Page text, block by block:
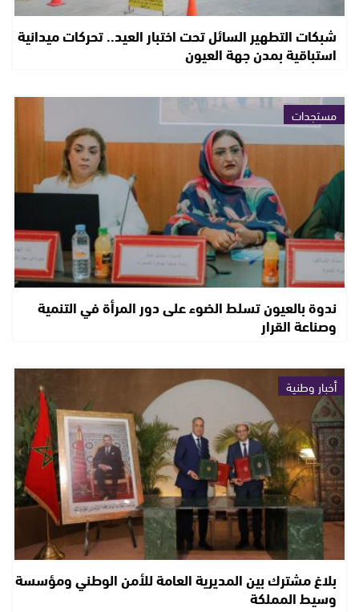
شبكات التطهير السائل تحت اختبار العيد.. تحركات ميدانية
استباقية بمدن جهة العيون
مستجدات
ندوة بالعيون تسلط الضوء على دور المرأة في التنمية
وصناعة القرار
أخبار وطنية
بلاغ مشترك بين المديرية العامة للأمن الوطني ومؤسسة
وسيط المملكة